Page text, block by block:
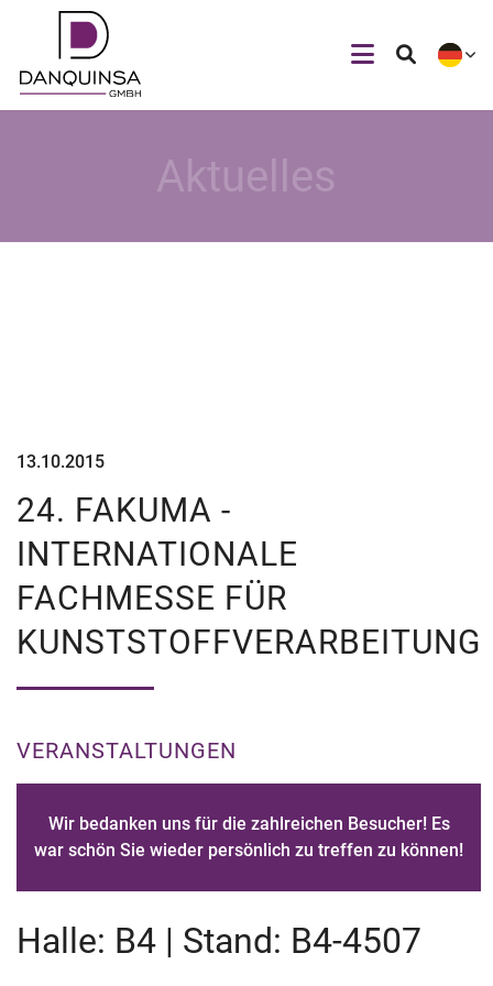
Aktuelles
13.10.2015
24. FAKUMA -
INTERNATIONALE
FACHMESSE FÜR
KUNSTSTOFFVERARBEITUNG
VERANSTALTUNGEN
Wir bedanken uns für die zahlreichen Besucher! Es
war schön Sie wieder persönlich zu treffen zu können!
Halle: B4 | Stand: B4-4507